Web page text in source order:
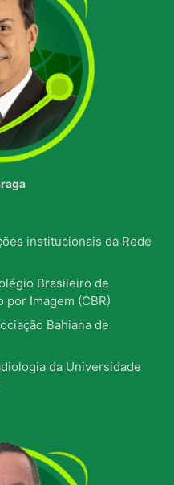
institucionais da Rede
Brasileiro de
por Imagem (CBR)
Bahiana de
da Universidade